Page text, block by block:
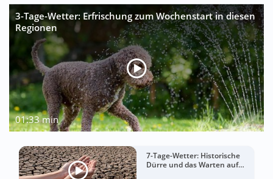
3-Tage-Wetter: Erfrischung zum Wochenstart in diesen
Regionen
01:33 min
7-Tage-Wetter: Historische
Dürre und das Warten auf